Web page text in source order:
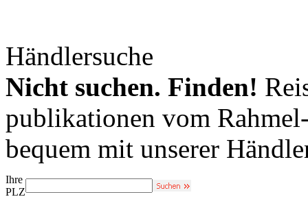
Händlersuche
Nicht suchen. Finden!
publikationen vom
bequem mit unserer
Ihre
PLZ